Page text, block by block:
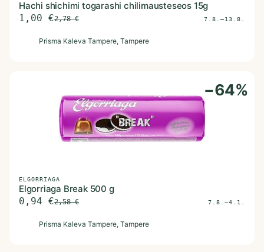
Hachi shichimi togarashi chilimausteseos 15g
1,00 €2,78€ 7.8.–13.8.
Prisma Kaleva Tampere, Tampere
−64%
ELGORRIAGA
Elgorriaga Break 500 g
0,94 €2,58€ 7.8.–4.1.
Prisma Kaleva Tampere, Tampere